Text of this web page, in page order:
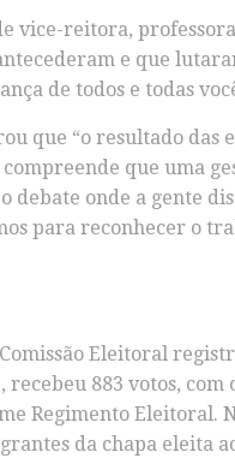
vice-reitora,
e que
de todos e todas
que “o resultado
que uma
debate onde a gente
para reconhecer o
Eleitoral
883 votos,
Regimento Eleitoral.
da chapa eleita